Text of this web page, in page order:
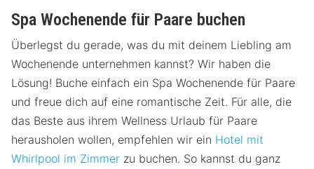
Spa Wochenende für Paare buchen
Überlegst du gerade, was du mit deinem Liebling am
Wochenende unternehmen kannst? Wir haben die
Lösung! Buche einfach ein Spa Wochenende für Paare
und freue dich auf eine romantische Zeit. Für alle, die
das Beste aus ihrem Wellness Urlaub für Paare
herausholen wollen, empfehlen wir ein Hotel mit
Whirlpool im Zimmer zu buchen. So kannst du ganz